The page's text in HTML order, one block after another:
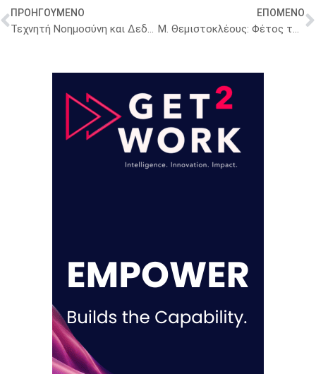
ΠΡΟΗΓΟΥΜΕΝΟ
Τεχνητή Νοημοσύνη και Δεδομένα Υγείας: Μνημόνιο Συνεργασίας ΙΝΕΒ/ΕΚΕΤΑ και Cisco
ΕΠΟΜΕΝΟ
Μ. Θεμιστοκλέους: Φέτος το clawback στα διαγνωστικά θα είναι μικρότερο